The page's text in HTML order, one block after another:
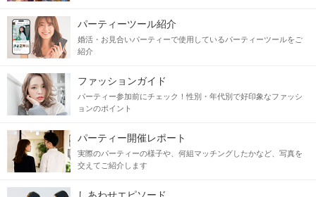
パーティーツール紹介
婚活・お見合いパーティーで使用しているパーティーツールをご
紹介
ファッションガイド
パーティー参加前にチェック！性別・年代別で好印象なファッシ
ョンのポイント
パーティー開催レポート
実際のパーティーの様子や、何組マッチングしたかなど、写真を
交えてご紹介します